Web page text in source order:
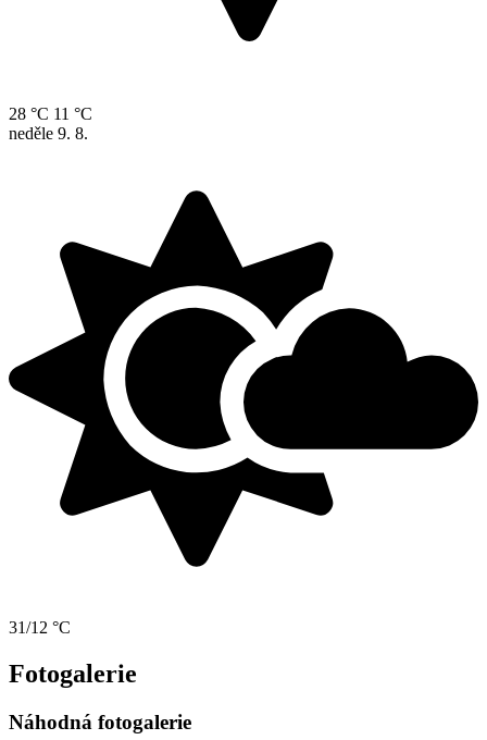
28 °C 11 °C
neděle 9. 8.
31/12 °C
Fotogalerie
Náhodná fotogalerie